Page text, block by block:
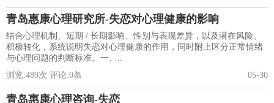
青岛惠康心理研究所-失恋对心理健康的影响
结合心理机制、短期 / 长期影响、性别与表现差异，以及潜在风险、
积极转化，系统说明失恋对心理健康的作用，同时附上区分正常情绪
与心理问题的判断标准。一、..
浏览:489次 评论:0条 05-30
青岛惠康心理咨询-失恋